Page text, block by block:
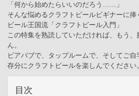
「何から始めたらいいのだろう……」
そんな悩めるクラフトビールビギナーに捧
ビール王国流「クラフトビール入門」
この特集を熟読していただければ、もう
ん。
ビアパブで、タップルームで、そしてご自
存分にクラフトビールを楽しんでください。
目次